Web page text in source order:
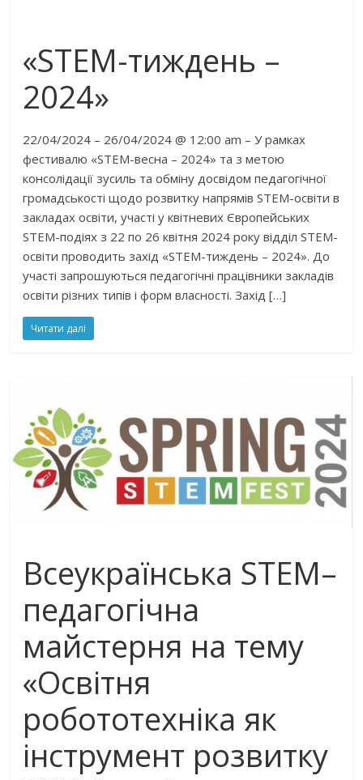
«STEM-тиждень –
2024»
22/04/2024 – 26/04/2024 @ 12:00 am – У рамках
фестивалю «STEM-весна – 2024» та з метою
консолідації зусиль та обміну досвідом педагогічної
громадськості щодо розвитку напрямів STEM-освіти в
закладах освіти, участі у квітневих Європейських
STEM-подіях з 22 по 26 квітня 2024 року відділ STEM-
освіти проводить захід «STEM-тиждень – 2024». До
участі запрошуються педагогічні працівники закладів
освіти різних типів і форм власності. Захід […]
Читати далі
Всеукраїнська STEM–
педагогічна
майстерня на тему
«Освітня
робототехніка як
інструмент розвитку